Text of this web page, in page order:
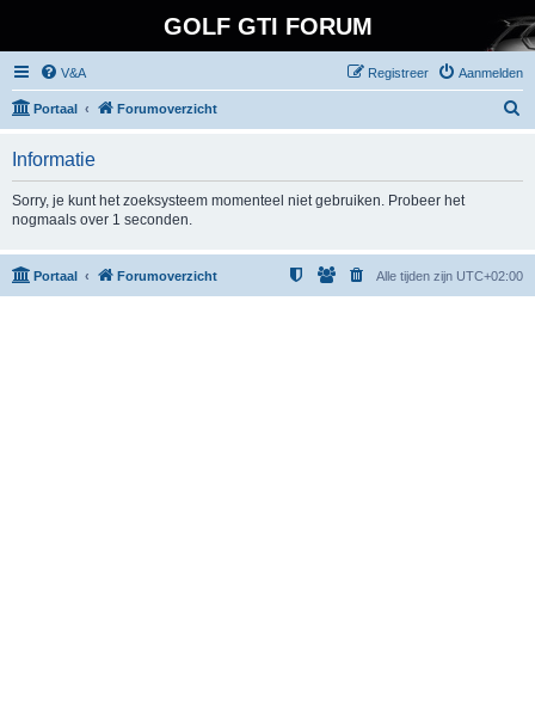
GOLF GTI FORUM
V&A Aanmelden
Registreer
Portaal Forumoverzicht
Informatie
Sorry, je kunt het zoeksysteem momenteel niet gebruiken. Probeer het
nogmaals over 1 seconden.
Portaal Forumoverzicht Alle tijden zijn UTC+02:00